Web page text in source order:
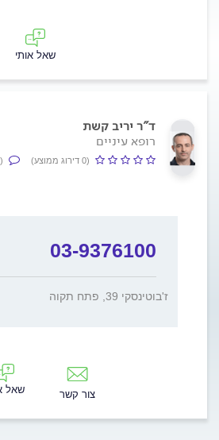
שאל אותי
ד"ר יריב קשת
רופא עיניים
(0 דירוג ממוצע) (0 חוות דעת)
03-9376100
ז'בוטינסקי 39, פתח תקוה
צור קשר שאל